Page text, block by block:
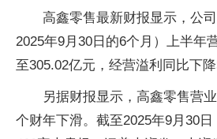
高鑫零售最新财报显示，公
2025年9月30日的6个月）上半年
至305.02亿元，经营溢利同比下降
另据财报显示，高鑫零售营
个财年下滑。截至2025年9月30